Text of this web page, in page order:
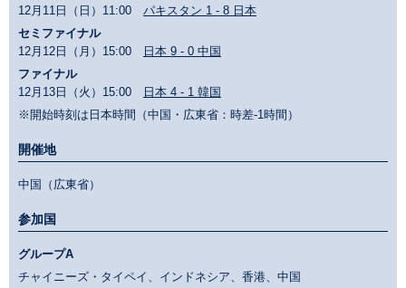
12月11日（日）11:00 パキスタン 1 - 8 日本
セミファイナル
12月12日（月）15:00
日本 9 - 0 中国
ファイナル
12月13日（火）15:00
日本 4 - 1 韓国
※開始時刻は日本時間（中国・広東省：時差-1時間）
開催地
中国（広東省）
参加国
グループA
チャイニーズ・タイペイ、インドネシア、香港、中国